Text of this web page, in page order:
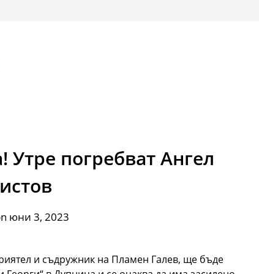
погребват Ангел
юни 3, 2023
и съдружник на Пламен Галев, ще бъде